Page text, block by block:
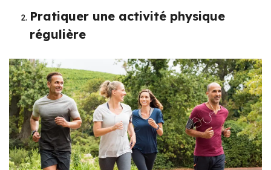
Pratiquer une activité physique
régulière